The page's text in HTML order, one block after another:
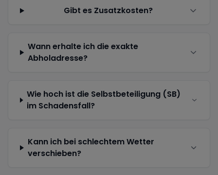
Gibt es Zusatzkosten?
Wann erhalte ich die exakte
Abholadresse?
Wie hoch ist die Selbstbeteiligung (SB)
im Schadensfall?
Kann ich bei schlechtem Wetter
verschieben?